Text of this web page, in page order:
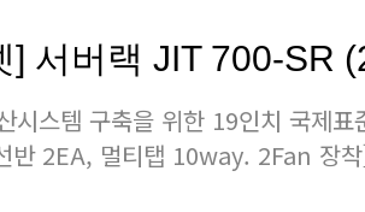
] 서버랙 JIT 700-SR
반 2EA, 멀티탭 10way. 2Fan 장